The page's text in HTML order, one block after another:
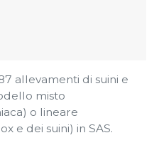
allevamenti di suini e
misto
o lineare
e dei suini) in SAS.